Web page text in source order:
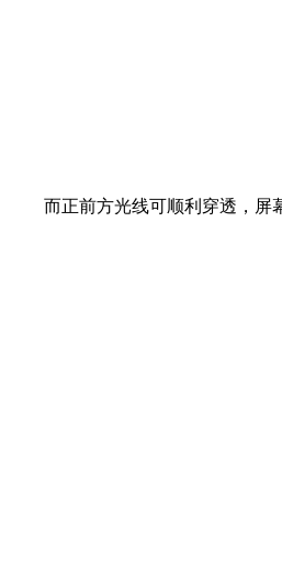
而正前方光线可顺利穿透，屏幕